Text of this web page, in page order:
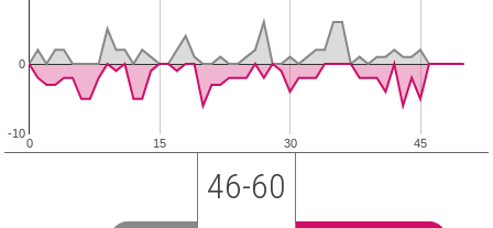
0 15 30 45
-10
0
46-60